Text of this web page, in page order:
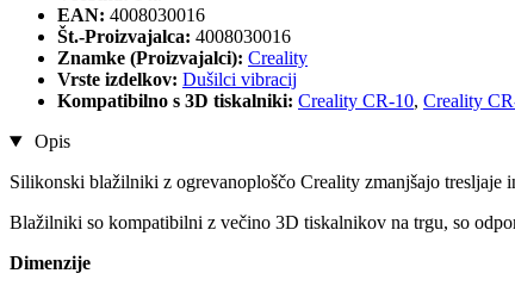
EAN: 4008030016
Št.-Proizvajalca: 4008030016
Znamke (Proizvajalci): Creality
Vrste izdelkov: Dušilci vibracij
Kompatibilno s 3D tiskalniki: Creality CR-10, Creality
Opis
Silikonski blažilniki z ogrevanoploščo Creality zmanjšajo tresljaje
Blažilniki so kompatibilni z večino 3D tiskalnikov na trgu, so
Dimenzije